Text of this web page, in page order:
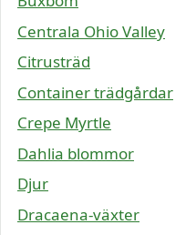
Centrala Ohio Valley
Citrusträd
Container trädgårdar
Crepe Myrtle
Dahlia blommor
Djur
Dracaena-växter